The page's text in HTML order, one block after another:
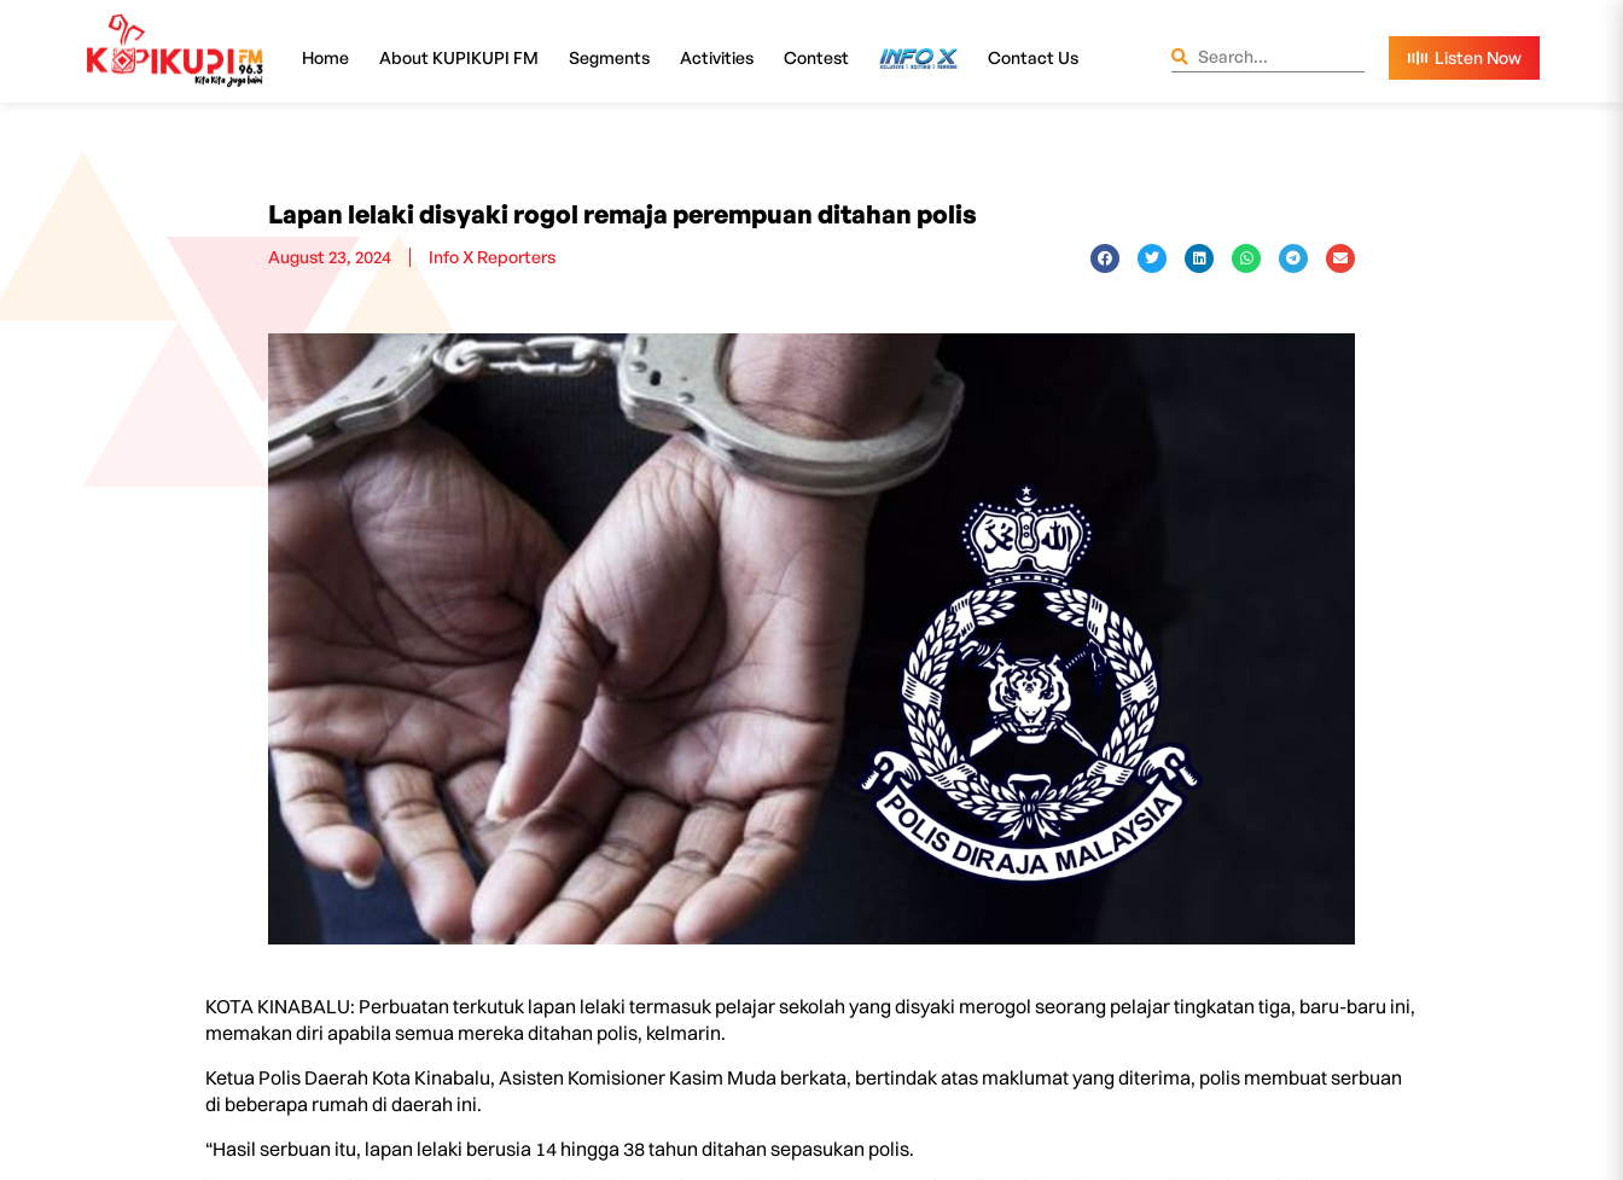
Home About KUPIKUPI FM Segments Activities Contest InfoX Contact Us
Lapan lelaki disyaki rogol remaja perempuan ditahan polis
August 23, 2024 Info X Reporters
KOTA KINABALU: Perbuatan terkutuk lapan lelaki termasuk pelajar sekolah yang disyaki merogol seorang pelajar tingkatan tiga, baru-baru ini,
memakan diri apabila semua mereka ditahan polis, kelmarin.
Ketua Polis Daerah Kota Kinabalu, Asisten Komisioner Kasim Muda berkata, bertindak atas maklumat yang diterima, polis membuat serbuan
di beberapa rumah di daerah ini.
“Hasil serbuan itu, lapan lelaki berusia 14 hingga 38 tahun ditahan sepasukan polis.